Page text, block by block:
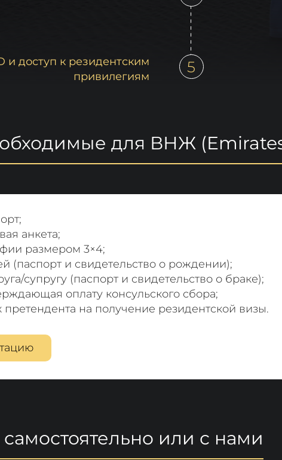
5
и доступ к резидентским
привилегиям
для ВНЖ
анкета;
размером 3×4;
(паспорт и свидетельство о рождении);
супругу (паспорт и свидетельство о браке);
оплату консульского сбора;
претендента на получение резидентской визы.
или с нами